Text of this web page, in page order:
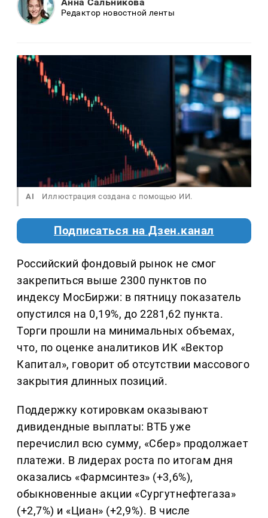
Анна Сальникова
Редактор новостной ленты
AI Иллюстрация создана с помощью ИИ.
Подписаться на Дзен.канал
Российский фондовый рынок не смог
закрепиться выше 2300 пунктов по
индексу МосБиржи: в пятницу показатель
опустился на 0,19%, до 2281,62 пункта.
Торги прошли на минимальных объемах,
что, по оценке аналитиков ИК «Вектор
Капитал», говорит об отсутствии массового
закрытия длинных позиций.
Поддержку котировкам оказывают
дивидендные выплаты: ВТБ уже
перечислил всю сумму, «Сбер» продолжает
платежи. В лидерах роста по итогам дня
оказались «Фармсинтез» (+3,6%),
обыкновенные акции «Сургутнефтегаза»
(+2,7%) и «Циан» (+2,9%). В числе